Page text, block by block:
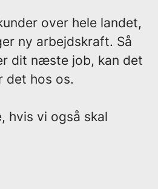
over hele landet,
ny arbejdskraft. Så
dit næste job, kan det
det hos os.
hvis vi også skal